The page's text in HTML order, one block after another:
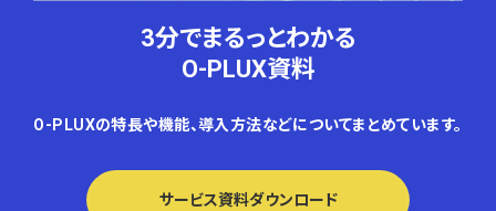
3分でまるっとわかる
O-PLUX資料
O-PLUXの特長や機能、導入方法などについてまとめています。
サービス資料ダウンロード